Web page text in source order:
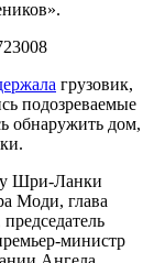
грузовик,
подозреваемые
обнаружить дом,
Шри-Ланки
Моди, глава
министр